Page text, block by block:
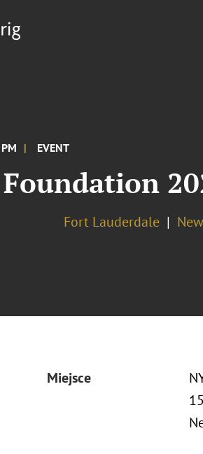
EVENT
Foundation
Fort Lauderdale
Miejsce